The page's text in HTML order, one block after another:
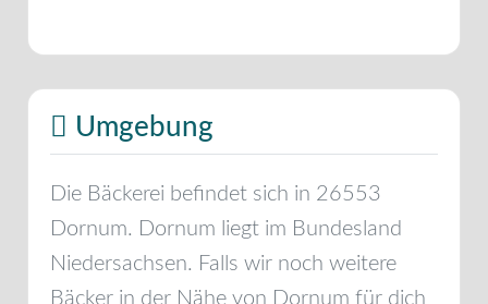
Umgebung
Die Bäckerei befindet sich in 26553
Dornum. Dornum liegt im Bundesland
Niedersachsen. Falls wir noch weitere
Bäcker in der Nähe von Dornum für dich